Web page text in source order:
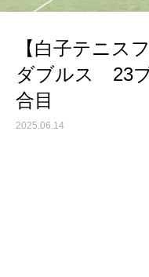
【白子テニス
ダブルス 23
合目
2025.06.14